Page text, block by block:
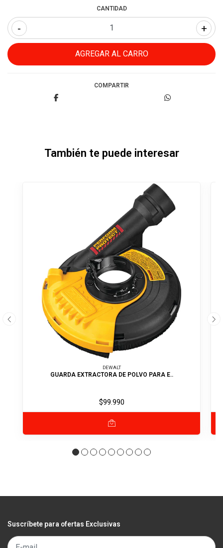
CANTIDAD
+
-
COMPARTIR
También te puede interesar
DEWALT
GUARDA EXTRACTORA DE POLVO PARA E..
$99.990
Suscríbete para ofertas Exclusivas